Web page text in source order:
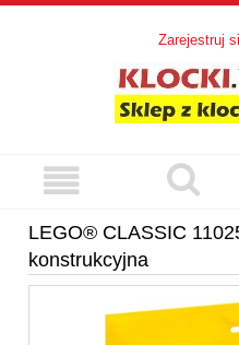
Zarejestruj
LEGO® CLASSIC
konstrukcyjna